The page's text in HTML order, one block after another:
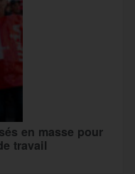
en masse pour
travail